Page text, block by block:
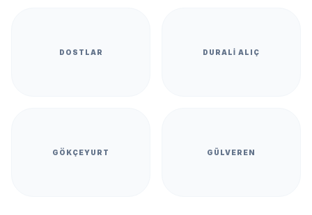
DOSTLAR DURALI ALIÇ
GÖKÇEYURT GÜLVEREN